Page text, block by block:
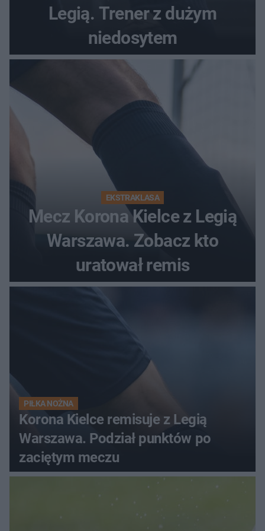
Legią. Trener z dużym
niedosytem
EKSTRAKLASA
Mecz Korona Kielce z Legią
Warszawa. Zobacz kto
uratował remis
PIŁKA NOŻNA
Korona Kielce remisuje z Legią
Warszawa. Podział punktów po
zaciętym meczu